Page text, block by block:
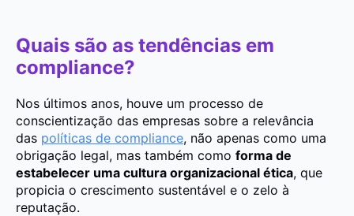
Quais são as tendências em
compliance?
Nos últimos anos, houve um processo de
conscientização das empresas sobre a relevância
das políticas de compliance, não apenas como uma
obrigação legal, mas também como forma de
estabelecer uma cultura organizacional ética, que
propicia o crescimento sustentável e o zelo à
reputação.